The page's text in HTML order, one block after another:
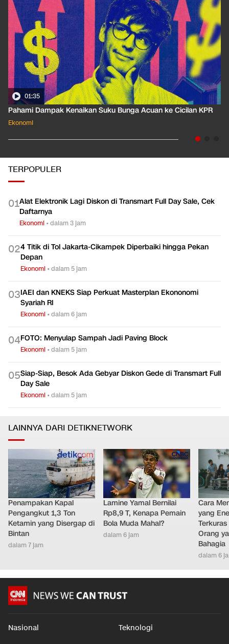
01:35
Pahami Dampak Kenaikan Suku Bunga Acuan ke Cicilan KPR
Ekonomi
TERPOPULER
01Alat Elektronik Lagi Diskon di Transmart Full Day Sale, Cek
Daftarnya
Ekonomi •dalam 3 jam
024 Titik di Tol Jakarta-Cikampek Diperbaiki hingga Pekan
Depan
Ekonomi •dalam 5 jam
03IAEI dan KNEKS Siap Perkuat Masterplan Ekononomi
Syariah RI
Ekonomi •dalam 6 jam
04FOTO: Menyulap Sampah Jadi Paving Block
Ekonomi •dalam 5 jam
05Siap-Siap, Besok Ada Gebyar Diskon Gede di Transmart Full
Day Sale
Ekonomi •dalam 5 jam
LAINNYA DARI DETIKNETWORK
Penampakan Kapal
Pengangkut 1,3 Ton
Ketamin yang Disergap di
Bintan
dalam 7 jam
Lamine Yamal Bernilai
Rp8,9 T, Kenapa Pemain
Bola Muda Mahal?
dalam 6 jam
Cara
yang
Orang
Bahagia
dalam 6
Nasional Teknologi